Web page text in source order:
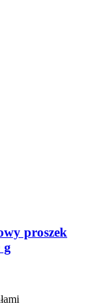
proszek
g